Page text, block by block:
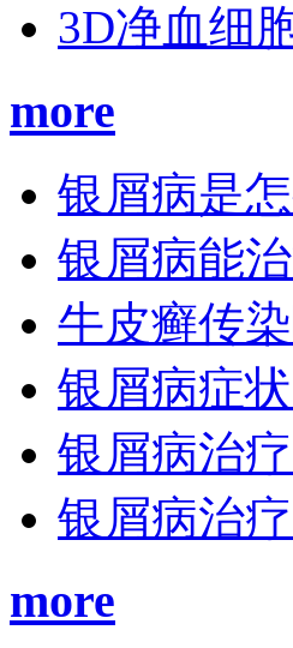
3D净血细
more
银屑病是
银屑病能
牛皮癣传
银屑病症
银屑病治
银屑病治
more